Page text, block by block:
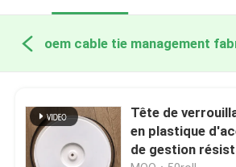
Tête de
en plastique
de gestion